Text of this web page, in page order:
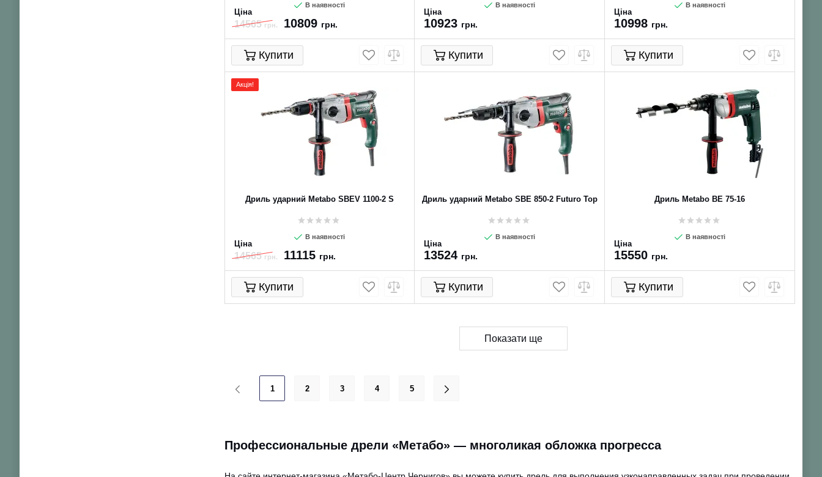
В наявності
Ціна
14565грн. 10809 грн.
Купити
В наявності
Ціна
10923 грн.
Купити
В наявності
Ціна
10998 грн.
Купити
Акція!
Дриль ударний Metabo SBEV 1100-2 S
В наявності
Ціна
14565грн. 11115 грн.
Купити
Дриль ударний Metabo SBE 850-2 Futuro Top
В наявності
Ціна
13524 грн.
Купити
Дриль Metabo BE 75-16
В наявності
Ціна
15550 грн.
Купити
Показати ще
1 2 3 4 5
Профессиональные дрели «Метабо» — многоликая обложка прогресса